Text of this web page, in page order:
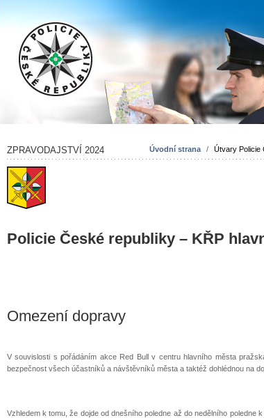
Úvodní strana / Útvary Policie
ZPRAVODAJSTVÍ 2024
Policie České republiky – KŘP
Omezení dopravy
V souvislosti s pořádáním akce Red Bull v centru hlavního města
bezpečnost všech účastníků a návštěvníků města a taktéž dohlédnou na
Vzhledem k tomu, že dojde od dnešního poledne až do nedělního